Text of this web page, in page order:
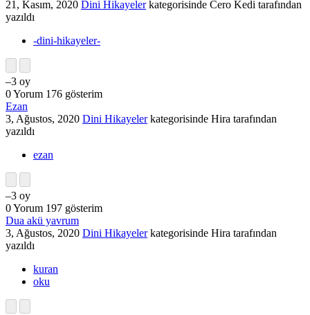
21, Kasım, 2020 Dini Hikayelerkategorisinde Cero Kedi tarafından
yazıldı
-dini-hikayeler-
–3 oy
0Yorum 176 gösterim
Ezan
3, Ağustos, 2020 Dini Hikayelerkategorisinde Hira tarafından
yazıldı
ezan
–3 oy
0Yorum 197 gösterim
Dua akü yavrum
3, Ağustos, 2020 Dini Hikayelerkategorisinde Hira tarafından
yazıldı
kuran
oku